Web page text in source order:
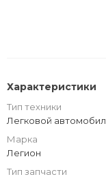
Характеристики
Тип техники
Легковой
Марка
Легион
Тип запчасти